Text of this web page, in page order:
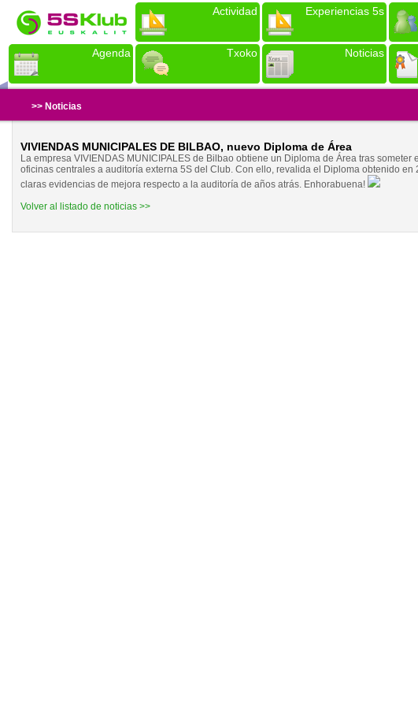
Actividad Experiencias 5s
Agenda Txoko Noticias
>> Noticias
VIVIENDAS MUNICIPALES DE BILBAO, nuevo Diploma de Área
La empresa VIVIENDAS MUNICIPALES de Bilbao obtiene un Diploma de Área tras someter
oficinas centrales a auditoría externa 5S del Club. Con ello, revalida el Diploma obtenido en
claras evidencias de mejora respecto a la auditoría de años atrás. Enhorabuena!
Volver al listado de noticias >>